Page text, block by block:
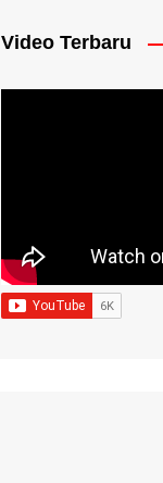
Video Terbaru